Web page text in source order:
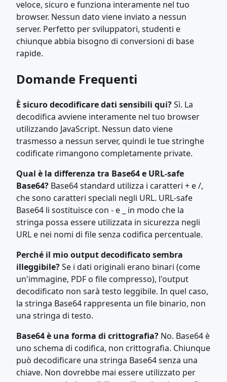
veloce, sicuro e funziona interamente nel tuo
browser. Nessun dato viene inviato a nessun
server. Perfetto per sviluppatori, studenti e
chiunque abbia bisogno di conversioni di base
rapide.
Domande Frequenti
È sicuro decodificare dati sensibili qui?Sì. La
decodifica avviene interamente nel tuo browser
utilizzando JavaScript. Nessun dato viene
trasmesso a nessun server, quindi le tue stringhe
codificate rimangono completamente private.
Qual è la differenza tra Base64 e URL-safe
Base64? Base64 standard utilizza i caratteri + e /,
che sono caratteri speciali negli URL. URL-safe
Base64 li sostituisce con - e _ in modo che la
stringa possa essere utilizzata in sicurezza negli
URL e nei nomi di file senza codifica percentuale.
Perché il mio output decodificato sembra
illeggibile?Se i dati originali erano binari (come
un'immagine, PDF o file compresso), l'output
decodificato non sarà testo leggibile. In quel caso,
la stringa Base64 rappresenta un file binario, non
una stringa di testo.
Base64 è una forma di crittografia? No. Base64 è
uno schema di codifica, non crittografia. Chiunque
può decodificare una stringa Base64 senza una
chiave. Non dovrebbe mai essere utilizzato per